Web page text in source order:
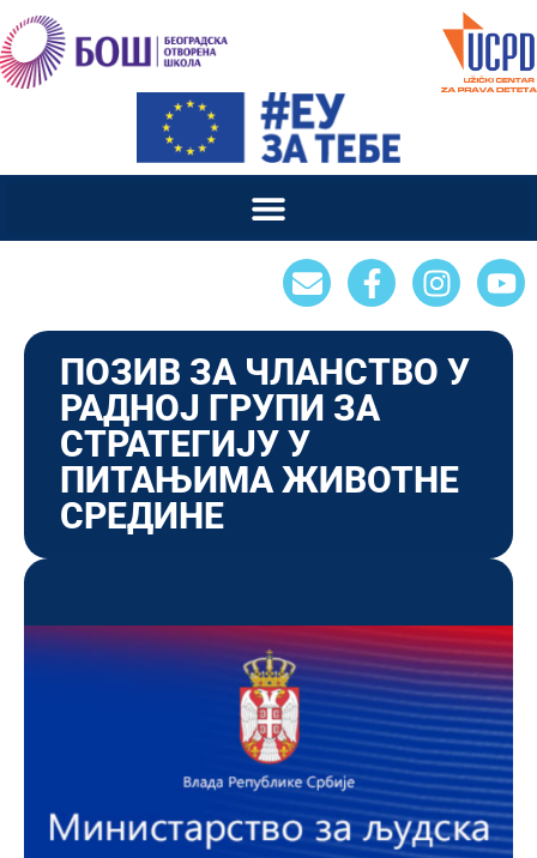
ПОЗИВ ЗА ЧЛАНСТВО У
РАДНОЈ ГРУПИ ЗА
СТРАТЕГИЈУ У
ПИТАЊИМА ЖИВОТНЕ
СРЕДИНЕ